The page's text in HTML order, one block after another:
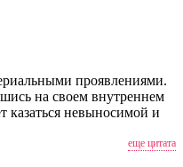
проявлениями.
на своем внутреннем
невыносимой и
еще цитата